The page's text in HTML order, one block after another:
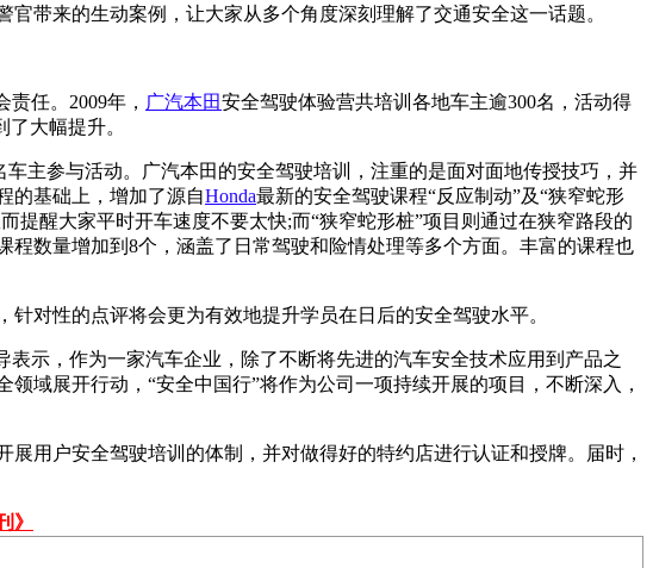
带来的生动案例，让大家从多个角度深刻理解了交通安全这一话题。
任。2009年， 广汽本田安全驾驶体验营共培训各地车主逾300名，活动得
大幅提升。
主参与活动。广汽本田的安全驾驶培训，注重的是面对面地传授技巧，并
的基础上，增加了源自Honda最新的安全驾驶课程“反应制动”及“狭窄蛇形
提醒大家平时开车速度不要太快;而“狭窄蛇形桩”项目则通过在狭窄路段的
数量增加到8个，涵盖了日常驾驶和险情处理等多个方面。丰富的课程也
对性的点评将会更为有效地提升学员在日后的安全驾驶水平。
示，作为一家汽车企业，除了不断将先进的汽车安全技术应用到产品之
域展开行动，“安全中国行”将作为公司一项持续开展的项目，不断深入，
用户安全驾驶培训的体制，并对做得好的特约店进行认证和授牌。届时，
》